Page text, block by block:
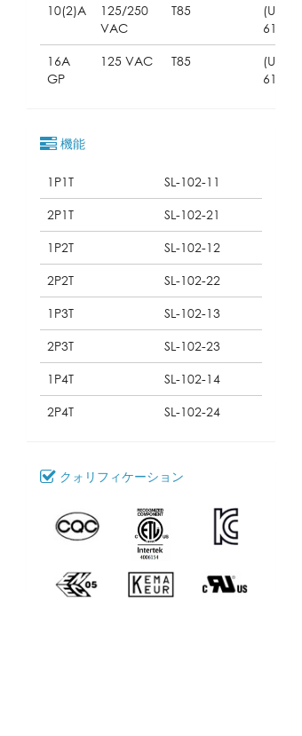
10(2)A
125/250
VAC
T85
(UL
61058)
16A
GP
125 VAC T85
(UL
61058)
機能
1P1T
SL-102-11
2P1T
SL-102-21
1P2T
SL-102-12
2P2T
SL-102-22
1P3T
SL-102-13
2P3T
SL-102-23
1P4T
SL-102-14
2P4T
SL-102-24
クォリフィケーション